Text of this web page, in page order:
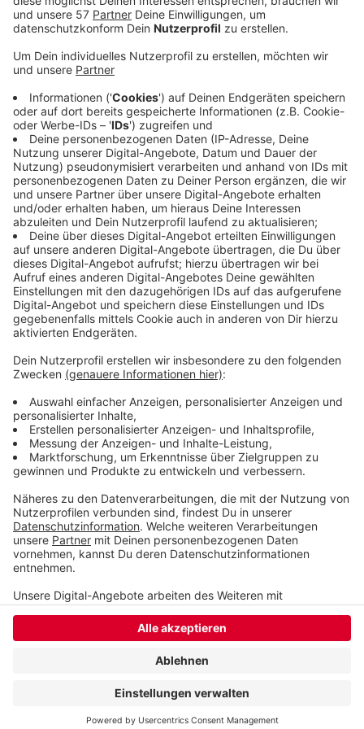
Samstagnachmittag (30.11.24) zu mehreren
mitteilte, wurde der LKW gegen 16.25 Uhr im
Bereich Neuss auf der A46 gemeldet. Der Fahrer
reagierte nicht auf die Anhaltezeichen der
Beamten, fuhr zu schnell und in Schlangenlinien.
Erst auf der A1 zwischen Volmarstein und Hagen
kam der Lkw zum Stehen. Die Polizei nahm den 30-
jährigen Mann aus Polen fest, der möglicherweise
betrunken war und unter Drogen stand. Mehr als
50 Autos waren in die Unfälle verwickelt. Acht
Menschen wurden schwer verletzt, einer davon
lebensgefährlich. Außerdem gab es 18
Leichtverletzte. Die betroffenen
Streckenabschnitte wurden zwischenzeitlich für
längere Zeit gesperrt. Die A1 zwischen Hagen-
West und Volmarstein bleibt voraussichtlich bis
zum Mittag in beiden Richtungen gesperrt.
Aktuelle Verkehrsinfos gibt eshier
Veröffentlicht:Samstag, 30.11.2024 23:10
Anzeige
Anzeige